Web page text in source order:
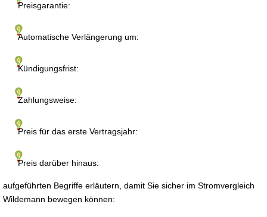
Preisgarantie:
Automatische Verlängerung um:
Kündigungsfrist:
Zahlungsweise:
Preis für das erste Vertragsjahr:
Preis darüber hinaus:
aufgeführten Begriffe erläutern, damit Sie sicher im Stromvergleich
Wildemann bewegen können: